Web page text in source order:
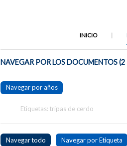
INICIO
NAVEGAR POR LOS DOCUMENTOS
Navegar por años
Etiquetas: tripas de cerdo
Navegar todo Navegar por Etiqueta